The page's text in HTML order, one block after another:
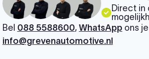
Direct in
Bel 088 5588600, WhatsAppons je
info@grevenautomotive.nl